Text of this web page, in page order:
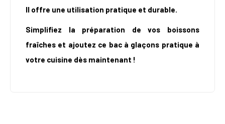
Il offre une utilisation pratique et durable.
Simplifiez la préparation de vos boissons
fraîches et ajoutez ce bac à glaçons pratique à
votre cuisine dès maintenant !